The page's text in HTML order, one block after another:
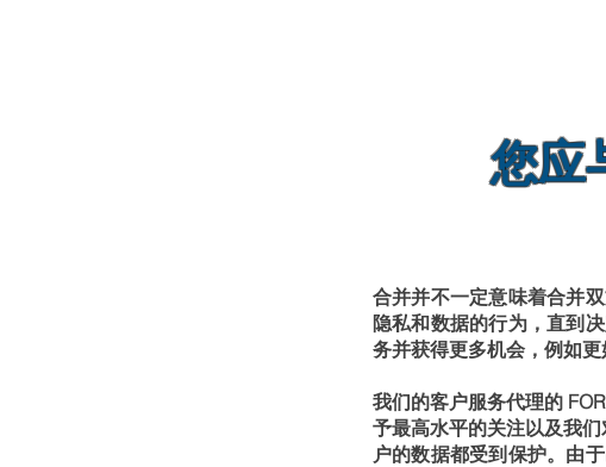
您应
合并并不一定意味着合并
隐私和数据的行为，直到
务并获得更多机会，例如更
我们的客户服务代理的
予最高水平的关注以及我
户的数据都受到保护。由